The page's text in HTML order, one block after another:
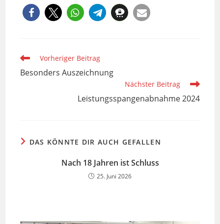
Weitere
ansehen
Vorheriger Beitrag
Besonders Auszeichnung
Nächster Beitrag
Leistungsspangenabnahme 2024
DAS KÖNNTE DIR AUCH GEFALLEN
Nach 18 Jahren ist Schluss
25. Juni 2026